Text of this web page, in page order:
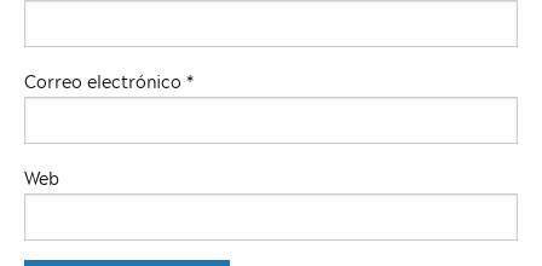
Correo electrónico *
Web